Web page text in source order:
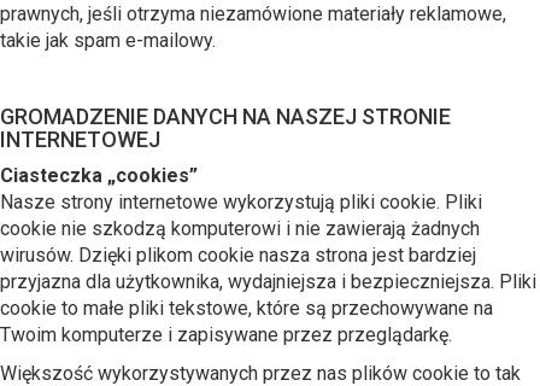
prawnych, jeśli otrzyma niezamówione materiały reklamowe,
takie jak spam e-mailowy.
GROMADZENIE DANYCH NA NASZEJ STRONIE
INTERNETOWEJ
Ciasteczka „cookies”
Nasze strony internetowe wykorzystują pliki cookie. Pliki
cookie nie szkodzą komputerowi i nie zawierają żadnych
wirusów. Dzięki plikom cookie nasza strona jest bardziej
przyjazna dla użytkownika, wydajniejsza i bezpieczniejsza. Pliki
cookie to małe pliki tekstowe, które są przechowywane na
Twoim komputerze i zapisywane przez przeglądarkę.
Większość wykorzystywanych przez nas plików cookie to tak